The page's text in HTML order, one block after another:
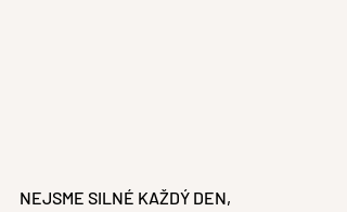
NEJSME SILNÉ KAŽDÝ DEN,